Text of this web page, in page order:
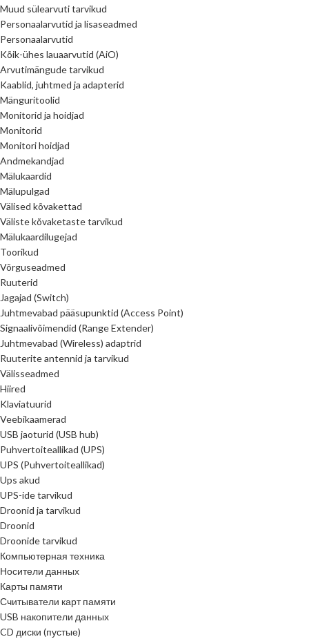
Muud sülearvuti tarvikud
Personaalarvutid ja lisaseadmed
Personaalarvutid
Kõik-ühes lauaarvutid (AiO)
Arvutimängude tarvikud
Kaablid, juhtmed ja adapterid
Mänguritoolid
Monitorid ja hoidjad
Monitorid
Monitori hoidjad
Andmekandjad
Mälukaardid
Mälupulgad
Välised kõvakettad
Väliste kõvaketaste tarvikud
Mälukaardilugejad
Toorikud
Võrguseadmed
Ruuterid
Jagajad (Switch)
Juhtmevabad pääsupunktid (Access Point)
Signaalivõimendid (Range Extender)
Juhtmevabad (Wireless) adaptrid
Ruuterite antennid ja tarvikud
Välisseadmed
Hiired
Klaviatuurid
Veebikaamerad
USB jaoturid (USB hub)
Puhvertoiteallikad (UPS)
UPS (Puhvertoiteallikad)
Ups akud
UPS-ide tarvikud
Droonid ja tarvikud
Droonid
Droonide tarvikud
Компьютерная техника
Носители данных
Карты памяти
Считыватели карт памяти
USB накопители данных
CD диски (пустые)